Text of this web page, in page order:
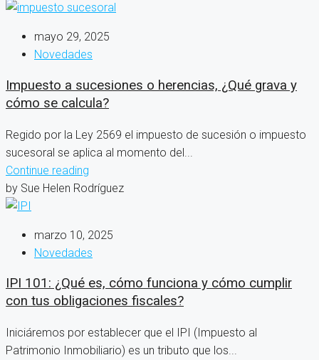
mayo 29, 2025
Novedades
Impuesto a sucesiones o herencias, ¿Qué grava y
cómo se calcula?
Regido por la Ley 2569 el impuesto de sucesión o impuesto
sucesoral se aplica al momento del...
Continue reading
by Sue Helen Rodríguez
marzo 10, 2025
Novedades
IPI 101: ¿Qué es, cómo funciona y cómo cumplir
con tus obligaciones fiscales?
Iniciáremos por establecer que el IPI (Impuesto al
Patrimonio Inmobiliario) es un tributo que los...